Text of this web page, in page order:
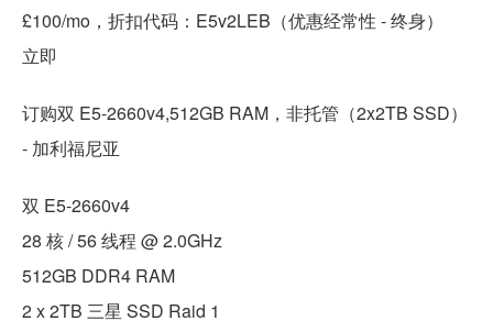
£100/mo，折扣代码：E5v2LEB（优惠经常性 - 终身）
立即
订购双 E5-2660v4,512GB RAM，非托管（2x2TB SSD）
- 加利福尼亚
双 E5-2660v4
28 核 / 56 线程 @ 2.0GHz
512GB DDR4 RAM
2 x 2TB 三星 SSD Raid 1